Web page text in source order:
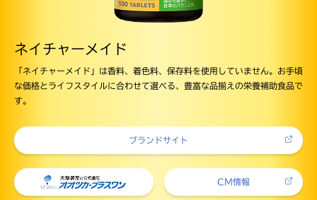
ネイチャーメイド
「ネイチャーメイド」は香料、着色料、保存料を使用していません。お手頃
な価格とライフスタイルに合わせて選べる、豊富な品揃えの栄養補助食品で
す。
ブランドサイト
CM情報